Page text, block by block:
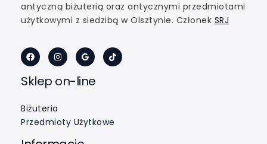
antyczną biżuterią oraz antycznymi przedmiotami
użytkowymi z siedzibą w Olsztynie. Członek SRJ
Sklep on-line
Biżuteria
Przedmioty Użytkowe